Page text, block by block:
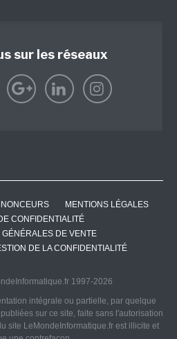
sur les réseaux
MENTIONS LÉGALES
CONFIDENTIALITÉ
DE VENTE
DE LA CONFIDENTIALITÉ
1997-2026
intégrale ou partielle, par quelque
sur ce site, faite sans l'autorisation
site LeMondeInformatique.fr est illicite et